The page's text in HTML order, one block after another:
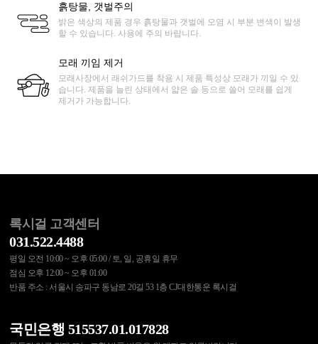
흙탕물, 갯벌주의
밝은 색상의 제품 경우 흙탕물과 갯벌에 오염 시 부분 변색이 발생
할 수 있습니다. 사용에 주의 바랍니다.
모래 끼임 제거
모래사장에서 래쉬가드를 착용 시 제품 특성상 모래가 끼일 수 있
습니다. 제품을 늘린 상태에서 얇은 솔 등으로 쓸어 모래를 쉽게
제거가 가능합니다.
록시걸 고객센터
031.522.4488
평일 오전 10:00 ~ 오후 05:00 / 토, 일, 공휴일 휴무
점심 오후 12:00 ~ 오후 01:00
반품 주소 : 서울시 송파구 동남로 20길 53 1층 CJ대한통운 록시걸
국민은행 515537.01.017828